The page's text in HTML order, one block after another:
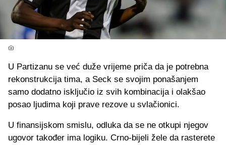
U Partizanu se već duže vrijeme priča da je potrebna
rekonstrukcija tima, a Seck se svojim ponašanjem
samo dodatno isključio iz svih kombinacija i olakšao
posao ljudima koji prave rezove u svlačionici.
U finansijskom smislu, odluka da se ne otkupi njegov
ugovor također ima logiku. Crno-bijeli žele da rasterete